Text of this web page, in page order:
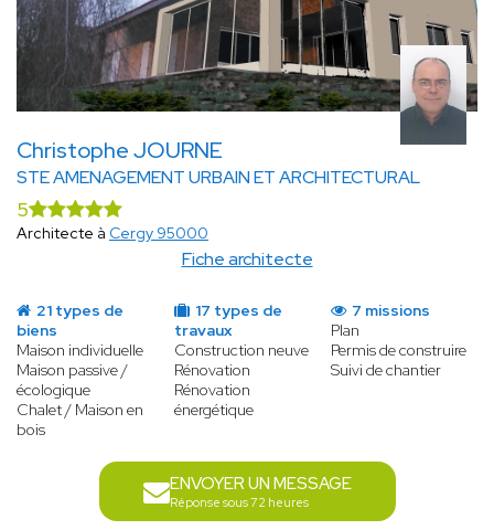
Christophe JOURNE
STE AMENAGEMENT URBAIN ET ARCHITECTURAL
Fiche architecte
5
Architecte à Cergy 95000
21 types de
biens
Maison individuelle
Maison passive /
écologique
Chalet / Maison en
bois
17 types de
travaux
Construction neuve
Rénovation
Rénovation
énergétique
7 missions
Plan
Permis de construire
Suivi de chantier
ENVOYER UN MESSAGE
Réponse sous 72 heures